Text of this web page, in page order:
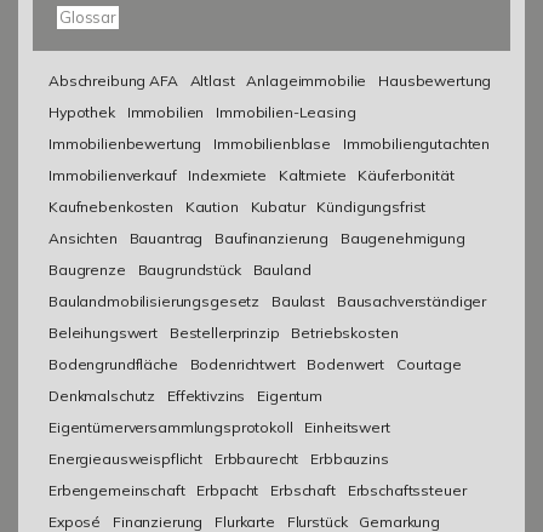
Glossar
Abschreibung AFA Altlast Anlageimmobilie
Hausbewertung
Hypothek
Immobilien
Immobilien-Leasing
Immobilienbewertung
Immobilienblase
Immobiliengutachten
Immobilienverkauf
Indexmiete Kaltmiete
Käuferbonität
Kaufnebenkosten
Kaution Kubatur
Kündigungsfrist
Ansichten
Bauantrag Baufinanzierung
Baugenehmigung
Baugrenze
Baugrundstück
Bauland
Baulandmobilisierungsgesetz
Baulast
Bausachverständiger
Beleihungswert
Bestellerprinzip
Betriebskosten
Bodengrundfläche
Bodenrichtwert Bodenwert
Courtage
Denkmalschutz
Effektivzins
Eigentum
Eigentümerversammlungsprotokoll
Einheitswert
Energieausweispflicht
Erbbaurecht
Erbbauzins
Erbengemeinschaft
Erbpacht Erbschaft
Erbschaftssteuer
Exposé
Finanzierung Flurkarte Flurstück
Gemarkung